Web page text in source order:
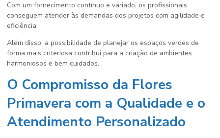
Com um fornecimento contínuo e variado, os profissionais
conseguem atender às demandas dos projetos com agilidade e
eficiência.
Além disso, a possibilidade de planejar os espaços verdes de
forma mais criteriosa contribui para a criação de ambientes
harmoniosos e bem cuidados.
O Compromisso da Flores
Primavera com a Qualidade e o
Atendimento Personalizado